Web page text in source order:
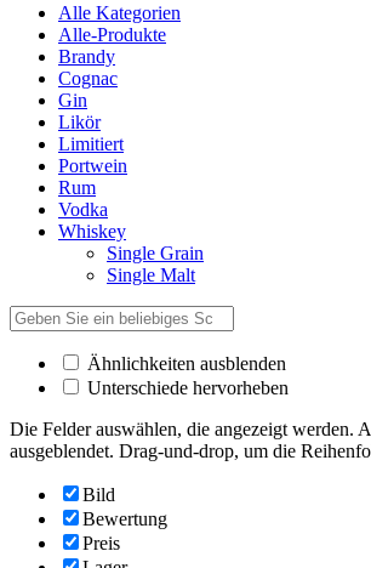
Alle Kategorien
Alle-Produkte
Brandy
Cognac
Gin
Likör
Limitiert
Portwein
Rum
Vodka
Whiskey
Single Grain
Single Malt
Ähnlichkeiten ausblenden
Unterschiede hervorheben
Die Felder auswählen, die angezeigt werden.
ausgeblendet. Drag-und-drop, um die
Bild
Bewertung
Preis